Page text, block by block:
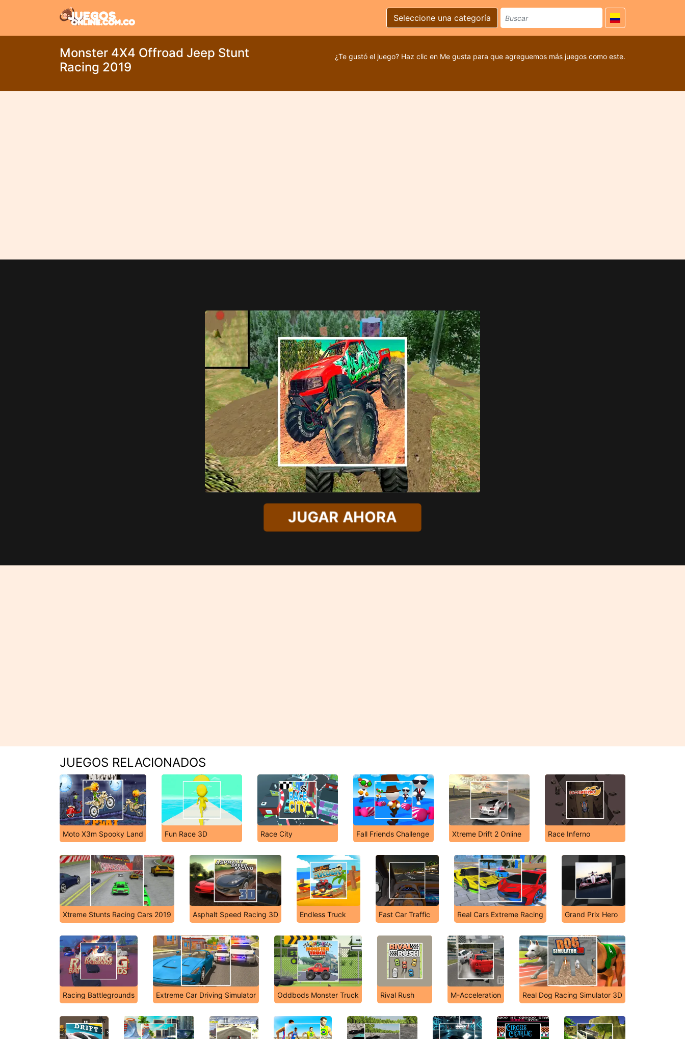
Seleccione una categoría
Monster 4X4 Offroad Jeep Stunt
Racing 2019
¿Te gustó el juego? Haz clic en Me gusta para que agreguemos más juegos como este.
JUGAR AHORA
JUEGOS RELACIONADOS
Moto X3m Spooky Land Fun Race 3D Race City Fall Friends Challenge Xtreme Drift 2 Online Race Inferno
Xtreme Stunts Racing Cars 2019 Asphalt Speed Racing 3D Endless Truck Fast Car Traffic Real Cars Extreme Racing Grand Prix Hero
Racing Battlegrounds Extreme Car Driving Simulator Oddbods Monster Truck Rival Rush M-Acceleration Real Dog Racing Simulator 3D